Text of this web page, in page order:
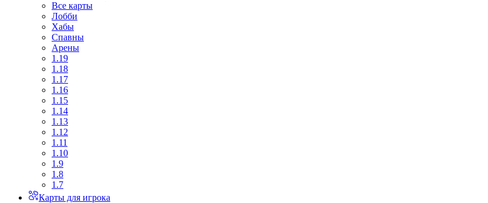
Все карты
Лобби
Хабы
Спавны
Арены
1.19
1.18
1.17
1.16
1.15
1.14
1.13
1.12
1.11
1.10
1.9
1.8
1.7
Карты для игрока